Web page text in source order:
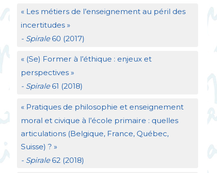
« Les métiers de l’enseignement au péril des
incertitudes »
- Spirale60 (2017)
« (Se) Former à l’éthique : enjeux et
perspectives »
- Spirale61 (2018)
« Pratiques de philosophie et enseignement
moral et civique à l’école primaire : quelles
articulations (Belgique, France, Québec,
Suisse) ? »
- Spirale62 (2018)